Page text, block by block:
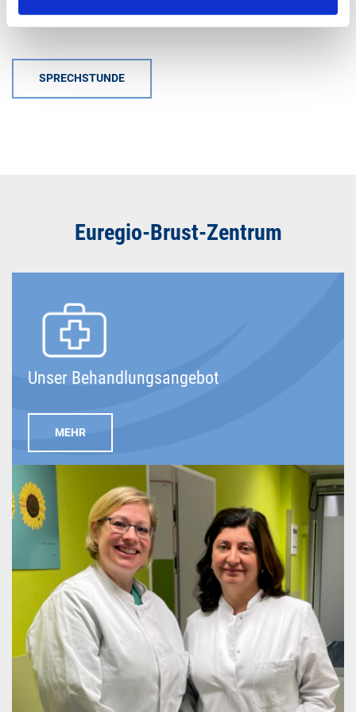
SPRECHSTUNDE
Euregio-Brust-Zentrum
Unser Behandlungsangebot
MEHR